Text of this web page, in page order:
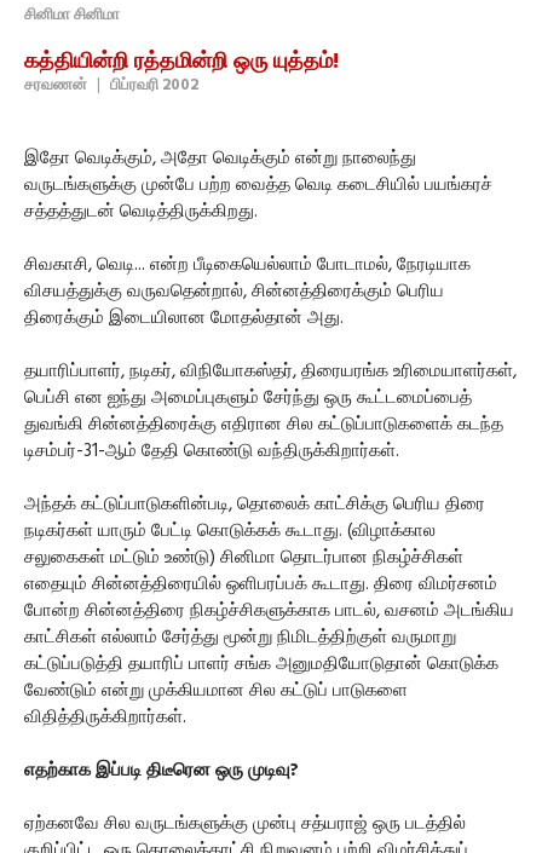
சினிமா சினிமா
கத்தியின்றி ரத்தமின்றி ஒரு யுத்தம்!
சரவணன் | பிப்ரவரி 2002
இதோ வெடிக்கும், அதோ வெடிக்கும் என்று நாலைந்து
வருடங்களுக்கு முன்பே பற்ற வைத்த வெடி கடைசியில் பயங்கரச்
சத்தத்துடன் வெடித்திருக்கிறது.
சிவகாசி, வெடி... என்ற பீடிகையெல்லாம் போடாமல், நேரடியாக
விசயத்துக்கு வருவதென்றால், சின்னத்திரைக்கும் பெரிய
திரைக்கும் இடையிலான மோதல்தான் அது.
தயாரிப்பாளர், நடிகர், விநியோகஸ்தர், திரையரங்க உரிமையாளர்கள்,
பெப்சி என ஐந்து அமைப்புகளும் சேர்ந்து ஒரு கூட்டமைப்பைத்
துவங்கி சின்னத்திரைக்கு எதிரான சில கட்டுப்பாடுகளைக் கடந்த
டிசம்பர்-31-ஆம் தேதி கொண்டு வந்திருக்கிறார்கள்.
அந்தக் கட்டுப்பாடுகளின்படி, தொலைக் காட்சிக்கு பெரிய திரை
நடிகர்கள் யாரும் பேட்டி கொடுக்கக் கூடாது. (விழாக்கால
சலுகைகள் மட்டும் உண்டு) சினிமா தொடர்பான நிகழ்ச்சிகள்
எதையும் சின்னத்திரையில் ஒளிபரப்பக் கூடாது. திரை விமர்சனம்
போன்ற சின்னத்திரை நிகழ்ச்சிகளுக்காக பாடல், வசனம் அடங்கிய
காட்சிகள் எல்லாம் சேர்த்து மூன்று நிமிடத்திற்குள் வருமாறு
கட்டுப்படுத்தி தயாரிப் பாளர் சங்க அனுமதியோடுதான் கொடுக்க
வேண்டும் என்று முக்கியமான சில கட்டுப் பாடுகளை
விதித்திருக்கிறார்கள்.
எதற்காக இப்படி திடீரென ஒரு முடிவு?
ஏற்கனவே சில வருடங்களுக்கு முன்பு சத்யராஜ் ஒரு படத்தில்